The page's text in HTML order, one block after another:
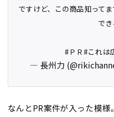
ですけど、この商品知って
で
#ＰＲ#これは
— 長州力
なんとPR案件が入った模